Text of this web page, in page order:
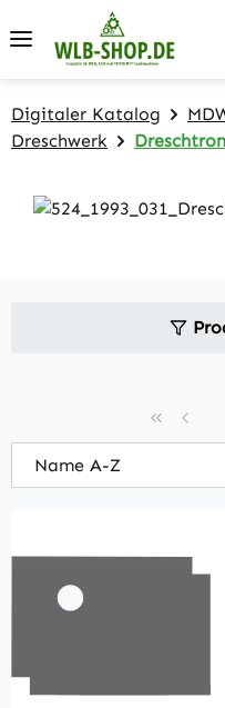
Zum Hauptinhalt springen
Digitaler Katalog
Dreschwerk